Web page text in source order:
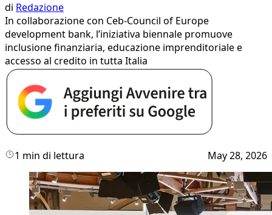
di Redazione
In collaborazione con Ceb-Council of Europe
development bank, l’iniziativa biennale promuove
inclusione finanziaria, educazione imprenditoriale e
accesso al credito in tutta Italia
1 min di lettura May 28, 2026